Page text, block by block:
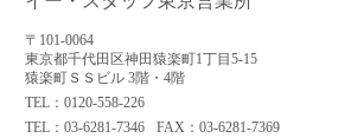
〒101-0064
東京都千代田区神田猿楽町1丁目5-15
猿楽町ＳＳビル 3階・4階
TEL：0120-558-226
TEL：03-6281-7346
FAX：03-6281-7369